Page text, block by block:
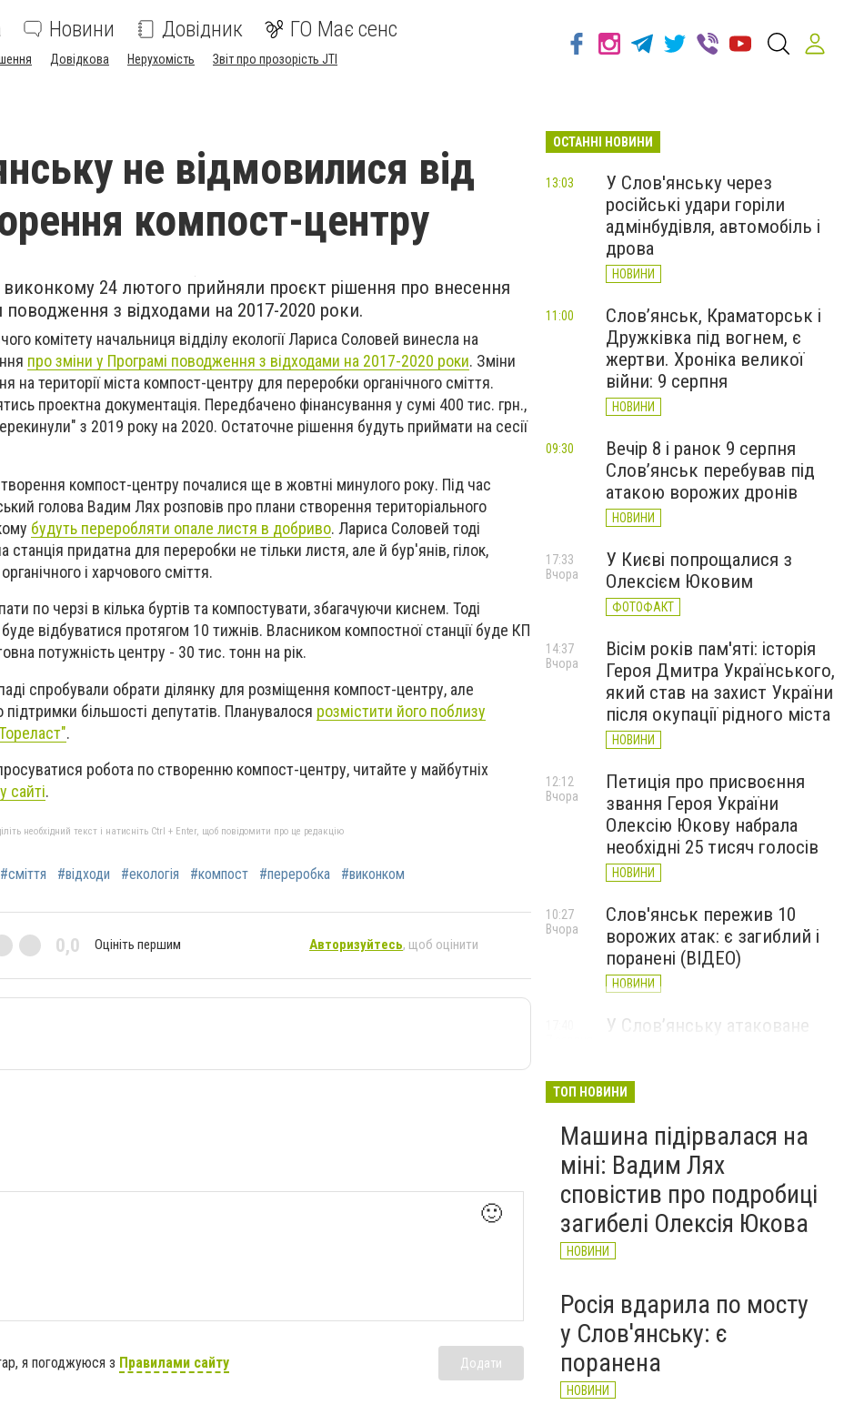
Новини Довідник ГО Має сенс
Довідкова Нерухомість Звіт про прозорість JTI
не відмовилися від
компост-центру
виконкому 24 лютого прийняли проєкт рішення про внесення
з відходами на 2017-2020 роки.
комітету начальниця відділу екології Лариса Соловей винесла на
прозміни у Програмі поводження з відходами на 2017-2020 роки. Зміни
на території міста компост-центру для переробки органічного сміття.
проектна документація. Передбачено фінансування у сумі 400 тис. грн.,
з 2019 року на 2020. Остаточне рішення будуть приймати на сесії
компост-центру почалися ще в жовтні минулого року. Під час
голова Вадим Лях розповів про плани створення територіального
будуть переробляти опале листя в добриво. Лариса Соловей тоді
придатна для переробки не тільки листя, але й бур'янів, гілок,
і харчового сміття.
по черзі в кілька буртів та компостувати, збагачуючи киснем. Тоді
відбуватися протягом 10 тижнів. Власником компостної станції буде КП
потужність центру - 30 тис. тонн на рік.
спробували обрати ділянку для розміщення компост-центру, але
більшості депутатів. Планувалося розмістити його поблизу
.
робота по створенню компост-центру, читайте у майбутніх
сайті.
необхідний текст і натисніть Ctrl + Enter, щоб повідомити про це редакцію
#сміття #відходи #екологія #компост #переробка #виконком
0,0 Оцініть першим Авторизуйтесь, щоб оцінити
🙂
я погоджуюся з Правилами сайту Додати
ОСТАННІ НОВИНИ
У Слов'янську через
російські удари горіли
адмінбудівля, автомобіль і
дрова
НОВИНИ
13:03
Слов’янськ, Краматорськ і
Дружківка під вогнем, є
жертви. Хроніка великої
війни: 9 серпня
НОВИНИ
11:00
Вечір 8 і ранок 9 серпня
Слов’янськ перебував під
атакою ворожих дронів
НОВИНИ
09:30
У Києві попрощалися з
Олексієм Юковим
ФОТОФАКТ
17:33
Вчора
Вісім років пам'яті: історія
Героя Дмитра Українського,
який став на захист України
після окупації рідного міста
НОВИНИ
14:37
Вчора
Петиція про присвоєння
звання Героя України
Олексію Юкову набрала
необхідні 25 тисяч голосів
НОВИНИ
12:12
Вчора
Слов'янськ пережив 10
ворожих атак: є загиблий і
поранені (ВІДЕО)
НОВИНИ
10:27
Вчора
У Слов’янську атаковане
НОВИНИ
ТОП НОВИНИ
Машина підірвалася на
міні: Вадим Лях
сповістив про подробиці
загибелі Олексія Юкова
НОВИНИ
Росія вдарила по мосту
у Слов'янську: є
поранена
НОВИНИ